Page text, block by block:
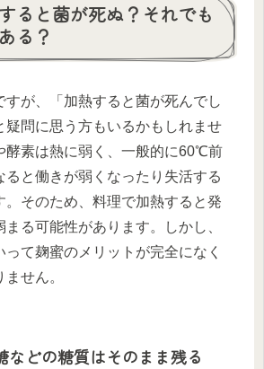
ると菌が死ぬ？それでも
る？
すが、「加熱すると菌が死んでし
疑問に思う方もいるかもしれませ
酵素は熱に弱く、一般的に60℃前
ると働きが弱くなったり失活する
。そのため、料理で加熱すると発
る可能性があります。しかし、
って麹蜜のメリットが完全になく
せん。
どの糖質はそのまま残る